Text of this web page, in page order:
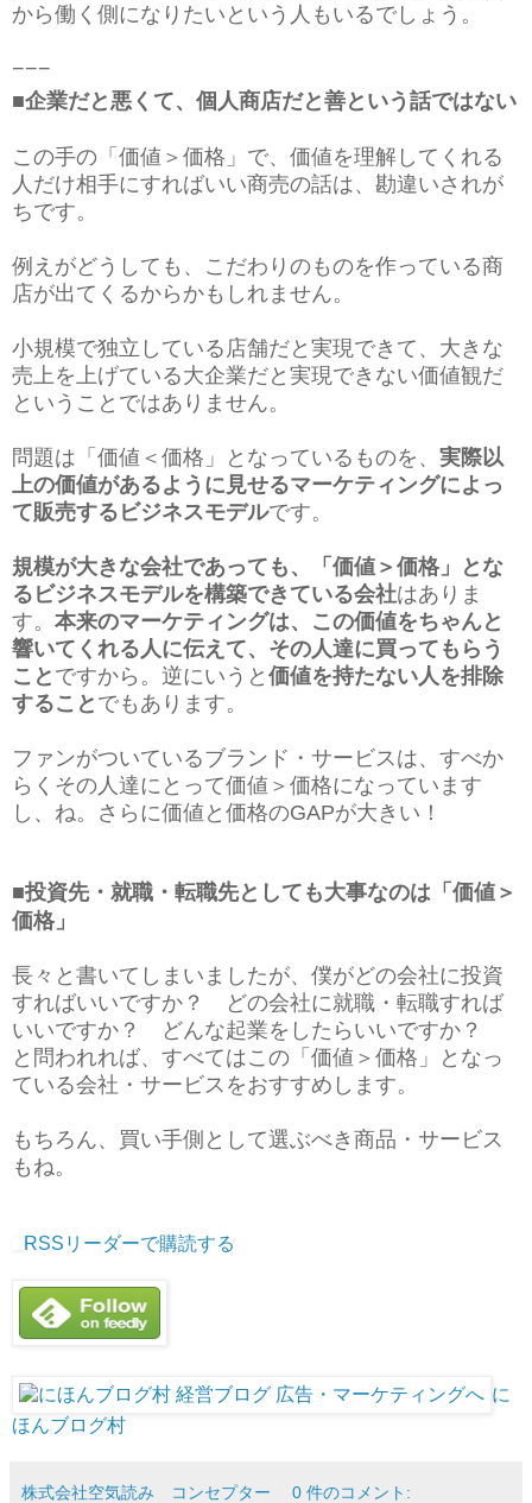
から働く側になりたいという人もいるでしょう。
−−−
■企業だと悪くて、個人商店だと善という話ではない
この手の「価値＞価格」で、価値を理解してくれる
人だけ相手にすればいい商売の話は、勘違いされが
ちです。
例えがどうしても、こだわりのものを作っている商
店が出てくるからかもしれません。
小規模で独立している店舗だと実現できて、大きな
売上を上げている大企業だと実現できない価値観だ
ということではありません。
問題は「価値＜価格」となっているものを、 実際以
上の価値があるように見せるマーケティングによっ
て販売するビジネスモデルです。
規模が大きな会社であっても、「価値＞価格」とな
るビジネスモデルを構築できている会社はありま
す。 本来のマーケティングは、この価値をちゃんと
響いてくれる人に伝えて、その人達に買ってもらう
こと ですから。逆にいうと 価値を持たない人を排除
すること でもあります。
ファンがついているブランド・サービスは、すべか
らくその人達にとって価値＞価格になっています
し、ね。さらに価値と価格のGAPが大きい！
■投資先・就職・転職先としても大事なのは「価値＞
価格」
長々と書いてしまいましたが、僕がどの会社に投資
すればいいですか？ どの会社に就職・転職すれば
いいですか？ どんな起業をしたらいいですか？
と問われれば、すべてはこの「価値＞価格」となっ
ている会社・サービスをおすすめします。
もちろん、買い手側として選ぶべき商品・サービス
もね。
RSSリーダーで購読する
に
ほんブログ村
株式会社空気読み コンセプター 0 件のコメント: